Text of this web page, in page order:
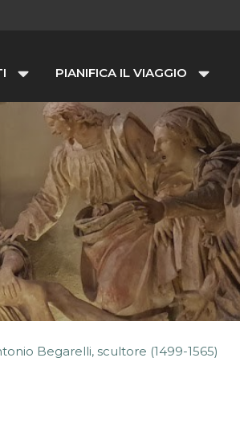
PIANIFICA IL VIAGGIO
Begarelli, scultore (1499-1565)